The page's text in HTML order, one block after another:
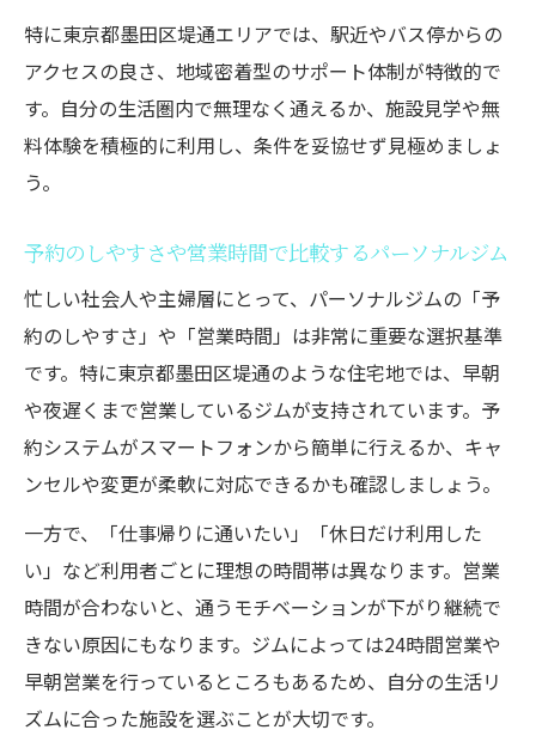
特に東京都墨田区堤通エリアでは、駅近やバス停からの
アクセスの良さ、地域密着型のサポート体制が特徴的で
す。自分の生活圏内で無理なく通えるか、施設見学や無
料体験を積極的に利用し、条件を妥協せず見極めましょ
う。
予約のしやすさや営業時間で比較するパーソナルジム
忙しい社会人や主婦層にとって、パーソナルジムの「予
約のしやすさ」や「営業時間」は非常に重要な選択基準
です。特に東京都墨田区堤通のような住宅地では、早朝
や夜遅くまで営業しているジムが支持されています。予
約システムがスマートフォンから簡単に行えるか、キャ
ンセルや変更が柔軟に対応できるかも確認しましょう。
一方で、「仕事帰りに通いたい」「休日だけ利用した
い」など利用者ごとに理想の時間帯は異なります。営業
時間が合わないと、通うモチベーションが下がり継続で
きない原因にもなります。ジムによっては24時間営業や
早朝営業を行っているところもあるため、自分の生活リ
ズムに合った施設を選ぶことが大切です。